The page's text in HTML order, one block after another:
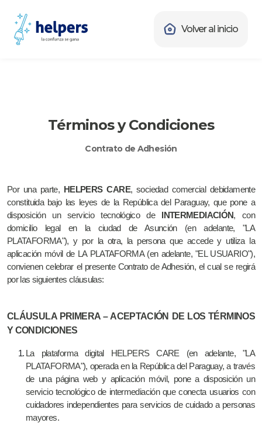
Volver al inicio
Términos y Condiciones
Contrato de Adhesión
Por una parte, HELPERS CARE, sociedad comercial debidamente
constituida bajo las leyes de la República del Paraguay, que pone a
disposición un servicio tecnológico de
INTERMEDIACIÓN, con
domicilio legal en la ciudad de Asunción (en adelante, "LA
PLATAFORMA"), y por la otra, la persona que accede y utiliza la
aplicación móvil de LA PLATAFORMA (en adelante, "EL USUARIO"),
convienen celebrar el presente Contrato de Adhesión, el cual se regirá
por las siguientes cláusulas:
CLÁUSULA PRIMERA – ACEPTACIÓN DE LOS TÉRMINOS
Y CONDICIONES
La plataforma digital HELPERS CARE (en adelante, "LA
PLATAFORMA"), operada en la República del Paraguay, a través
de una página web y aplicación móvil, pone a disposición un
servicio tecnológico de intermediación que conecta usuarios con
cuidadores independientes para servicios de cuidado a personas
mayores.